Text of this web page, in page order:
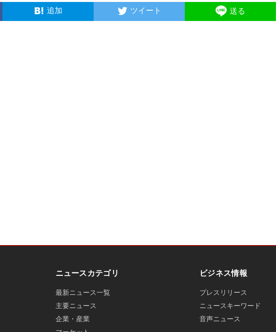
追加 ツイート 送る
ニュースカテゴリ
最新ニュース一覧
主要ニュース
企業・産業
ビジネス情報
プレスリリース
ニュースキーワード
音声ニュース